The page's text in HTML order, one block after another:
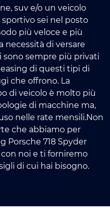
suv e/o un veicolo
sportivo sei nel posto
più veloce e più
necessità di versare
sempre più privati
di questi tipi di
che offrono. La
di veicolo è molto più
di macchine ma,
nelle rate mensili.Non
che abbiamo per
Porsche 718 Spyder
noi e ti forniremo
di cui hai bisogno.